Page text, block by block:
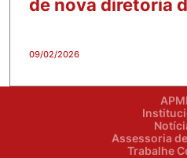
de nova diretoria
09/02/2026
Assessoria
Trabalhe